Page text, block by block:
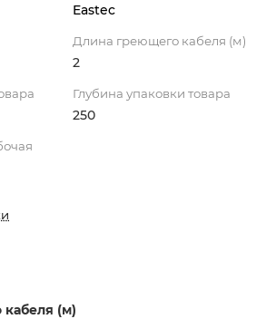
Eastec
Длина греющего кабеля (м)
2
Глубина упаковки товара
250
(м)